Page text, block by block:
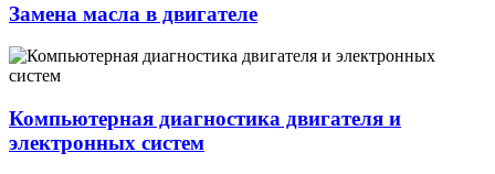
Замена масла в двигателе
Компьютерная диагностика двигателя и
электронных систем